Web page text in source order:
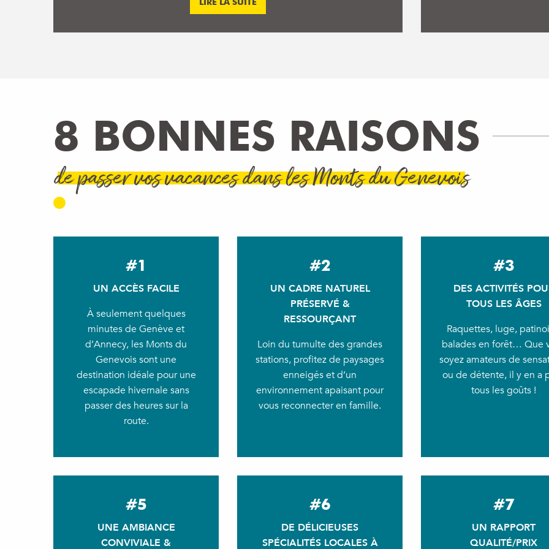
8 BONNES RAISONS
de passer vos vacances dans les Monts du Genevois
#1
UN ACCÈS FACILE
À seulement quelques
minutes de Genève et
d’Annecy, les Monts du
Genevois sont une
destination idéale pour une
escapade hivernale sans
passer des heures sur la
route.
#2
UN CADRE NATUREL
PRÉSERVÉ &
RESSOURÇANT
Loin du tumulte des grandes
stations, profitez de paysages
enneigés et d’un
environnement apaisant pour
vous reconnecter en famille.
#3
DES ACTIVITÉS
TOUS LES ÂGES
Raquettes, luge,
balades en forêt… Que
soyez amateurs de
ou de détente, il y en a
tous les goûts !
#5
UNE AMBIANCE
CONVIVIALE &
#6
DE DÉLICIEUSES
SPÉCIALITÉS LOCALES À
#7
UN RAPPORT
QUALITÉ/PRIX